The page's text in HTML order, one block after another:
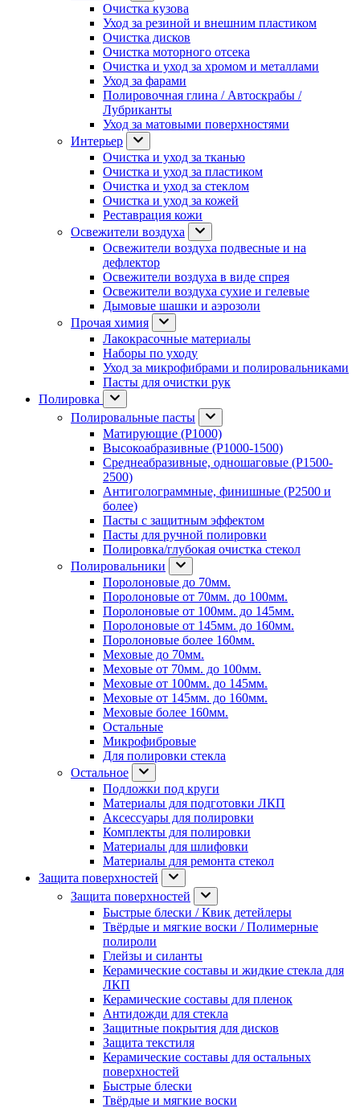
Очистка кузова
Уход за резиной и внешним пластиком
Очистка дисков
Очистка моторного отсека
Очистка и уход за хромом и металлами
Уход за фарами
Полировочная глина / Автоскрабы /
Лубриканты
Уход за матовыми поверхностями
Интерьер
Очистка и уход за тканью
Очистка и уход за пластиком
Очистка и уход за стеклом
Очистка и уход за кожей
Реставрация кожи
Освежители воздуха
Освежители воздуха подвесные и на
дефлектор
Освежители воздуха в виде спрея
Освежители воздуха сухие и гелевые
Дымовые шашки и аэрозоли
Прочая химия
Лакокрасочные материалы
Наборы по уходу
Уход за микрофибрами и полировальниками
Пасты для очистки рук
Полировка
Полировальные пасты
Матирующие (P1000)
Высокоабразивные (P1000-1500)
Среднеабразивные, одношаговые (P1500-
2500)
Антиголограммные, финишные (P2500 и
более)
Пасты с защитным эффектом
Пасты для ручной полировки
Полировка/глубокая очистка стекол
Полировальники
Поролоновые до 70мм.
Поролоновые от 70мм. до 100мм.
Поролоновые от 100мм. до 145мм.
Поролоновые от 145мм. до 160мм.
Поролоновые более 160мм.
Меховые до 70мм.
Меховые от 70мм. до 100мм.
Меховые от 100мм. до 145мм.
Меховые от 145мм. до 160мм.
Меховые более 160мм.
Остальные
Микрофибровые
Для полировки стекла
Остальное
Подложки под круги
Материалы для подготовки ЛКП
Аксессуары для полировки
Комплекты для полировки
Материалы для шлифовки
Материалы для ремонта стекол
Защита поверхностей
Защита поверхностей
Быстрые блески / Квик детейлеры
Твёрдые и мягкие воски / Полимерные
полироли
Глейзы и силанты
Керамические составы и жидкие стекла для
ЛКП
Керамические составы для пленок
Антидожди для стекла
Защитные покрытия для дисков
Защита текстиля
Керамические составы для остальных
поверхностей
Быстрые блески
Твёрдые и мягкие воски